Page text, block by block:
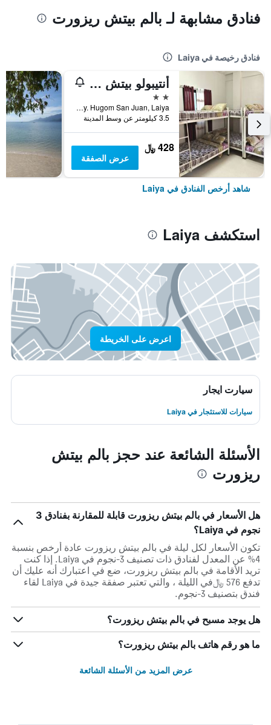
فنادق مشابهة لـ بالم بيتش ريزورت
فنادق رخيصة في Laiya
أنتيبولو بيتش هاوس ماين
2 نجمتين
Brgy. Hugom San Juan, Laiya, الفلبين
3.5 كيلومتر عن وسط المدينة
428 ﷼
عرض الصفقة
شاهد أرخص الفنادق في Laiya
استكشف Laiya
اعرض على الخريطة
سيارت ايجار
سيارات للاستئجار في Laiya
الأسئلة الشائعة عند حجز بالم بيتش
ريزورت
هل الأسعار في بالم بيتش ريزورت قابلة للمقارنة بفنادق 3
نجوم في Laiya؟
تكون الأسعار لكل ليلة في بالم بيتش ريزورت عادة أرخص بنسبة
4% عن المعدل لفنادق ذات تصنيف 3-نجوم في Laiya. إذا كنت
تريد الأقامة في بالم بيتش ريزورت، ضع في اعتبارك أنه عليك أن
تدفع 576 ﷼في الليلة ، والتي تعتبر صفقة جيدة في Laiya لقاء
فندق بتصنيف 3-نجوم.
هل يوجد مسبح في بالم بيتش ريزورت؟
ما هو رقم هاتف بالم بيتش ريزورت؟
عرض المزيد من الأسئلة الشائعة